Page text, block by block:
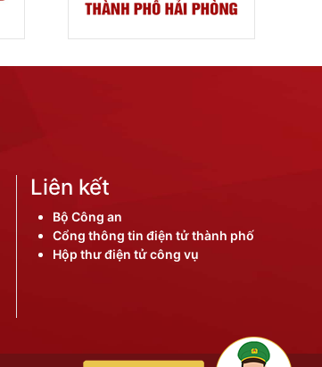
Liên kết
Bộ Công an
Cổng thông tin điện tử thành phố
Hộp thư điện tử công vụ